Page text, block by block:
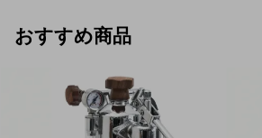
おすすめ商品